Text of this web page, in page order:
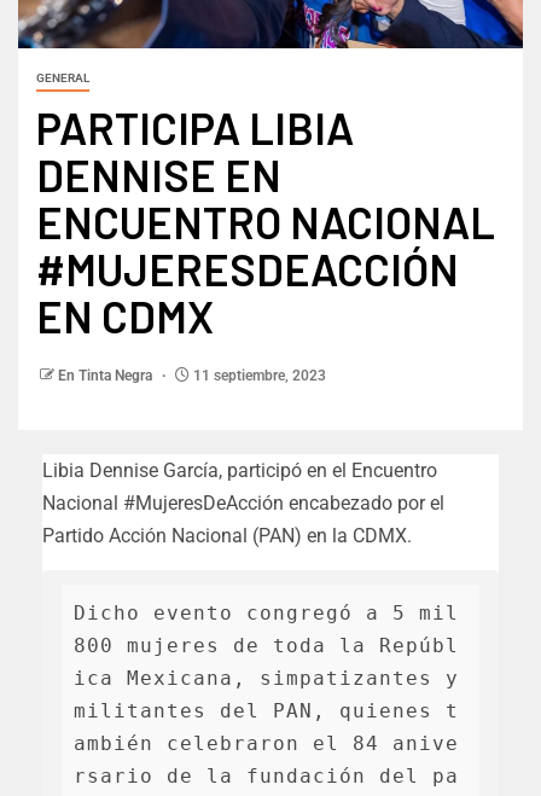
GENERAL
PARTICIPA LIBIA
DENNISE EN
ENCUENTRO NACIONAL
#MUJERESDEACCIÓN
EN CDMX
En Tinta Negra 11 septiembre, 2023
Libia Dennise García, participó en el Encuentro
Nacional #MujeresDeAcción encabezado por el
Partido Acción Nacional (PAN) en la CDMX.
Dicho evento congregó a 5 mil
800 mujeres de toda la Repúbl
ica Mexicana, simpatizantes y
militantes del PAN, quienes t
ambién celebraron el 84 anive
rsario de la fundación del pa